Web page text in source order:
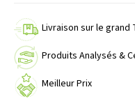
Livraison sur le grand
Produits Analysés &
Meilleur Prix